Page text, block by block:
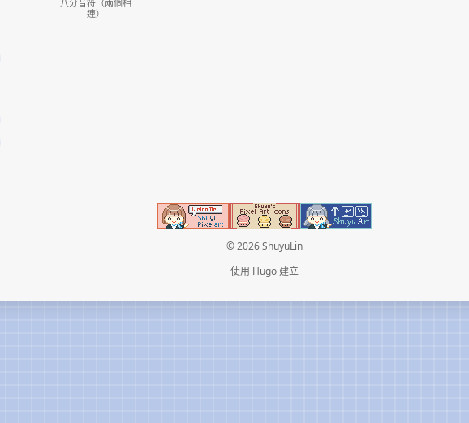
八分音符（兩個相
連）
© 2026 ShuyuLin
使用 Hugo建立